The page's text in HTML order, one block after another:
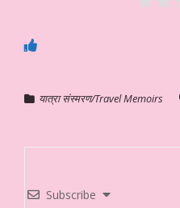
यात्रा संस्मरण/Travel Memoirs
Subscribe